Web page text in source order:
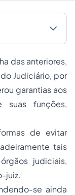
das anteriores,
Judiciário, por
garantias aos
suas funções,
de evitar
tais
judiciais,
juiz.
se ainda